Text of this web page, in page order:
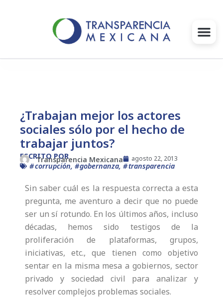
Intervenciones
Súmate
Infórmate
¿Trabajan mejor los actores
sociales sólo por el hecho de
trabajar juntos?
ESCRITO POR
Transparencia Mexicana agosto 22, 2013
corrupción, gobernanza, transparencia
Sin saber cuál es la respuesta correcta a esta
pregunta, me aventuro a decir que no puede
ser un sí rotundo. En los últimos años, incluso
décadas, hemos sido testigos de la
proliferación de plataformas, grupos,
iniciativas, etc., que tienen como objetivo
sentar en la misma mesa a gobiernos, sector
privado y sociedad civil para analizar y
resolver complejos problemas sociales.